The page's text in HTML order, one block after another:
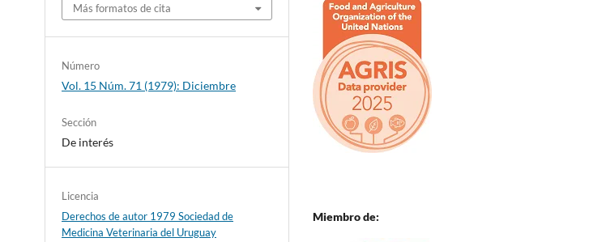
Más formatos de cita
Número
Vol. 15 Núm. 71 (1979): Diciembre
Sección
De interés
Licencia
Derechos de autor 1979 Sociedad de
Medicina Veterinaria del Uruguay
Miembro de: